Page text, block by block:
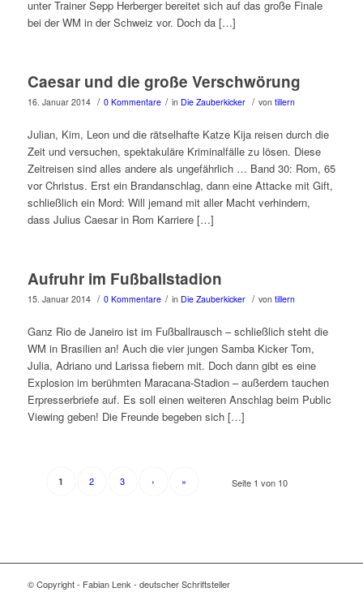
unter Trainer Sepp Herberger bereitet sich auf das große Finale
bei der WM in der Schweiz vor. Doch da […]
Caesar und die große Verschwörung
16. Januar 2014 / 0 Kommentare / in Die Zauberkicker / von tillern
Julian, Kim, Leon und die rätselhafte Katze Kija reisen durch die
Zeit und versuchen, spektakuläre Kriminalfälle zu lösen. Diese
Zeitreisen sind alles andere als ungefährlich … Band 30: Rom, 65
vor Christus. Erst ein Brandanschlag, dann eine Attacke mit Gift,
schließlich ein Mord: Will jemand mit aller Macht verhindern,
dass Julius Caesar in Rom Karriere […]
Aufruhr im Fußballstadion
15. Januar 2014 / 0 Kommentare / in Die Zauberkicker / von tillern
Ganz Rio de Janeiro ist im Fußballrausch – schließlich steht die
WM in Brasilien an! Auch die vier jungen Samba Kicker Tom,
Julia, Adriano und Larissa fiebern mit. Doch dann gibt es eine
Explosion im berühmten Maracana-Stadion – außerdem tauchen
Erpresserbriefe auf. Es soll einen weiteren Anschlag beim Public
Viewing geben! Die Freunde begeben sich […]
Seite 1 von 10
1 2 3 › »
© Copyright - Fabian Lenk - deutscher Schriftsteller